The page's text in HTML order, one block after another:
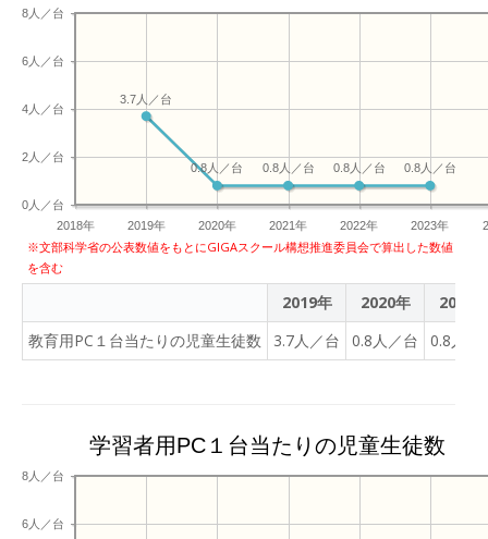
2018年 2019年 2020年 2021年 2022年 2023年
0人／台
2人／台
4人／台
6人／台
8人／台
0.8人／台
0.8人／台
0.8人／台
0.8人／台
3.7人／台
※文部科学省の公表数値をもとにGIGAスクール構想推進委員会で算出した数値
を含む
2019年 2020年
2021年
教育用PC１台当たりの児童生徒数
3.7人／台 0.8人／台 0.8人／
学習者用PC１台当たりの児童生徒数
6人／台
8人／台